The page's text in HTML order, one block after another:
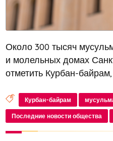
Около 300 тысяч
и молельных домах
отметить Курбан-
праздников ислама. В
Петроградском острове
приняли участие в
Курбан-байрам
Последние новости общества